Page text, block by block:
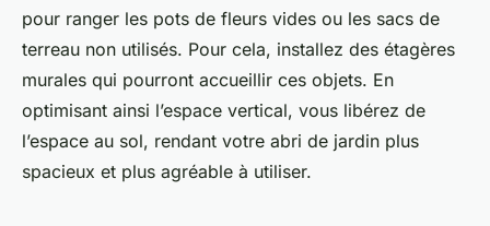
pour ranger les pots de fleurs vides ou les sacs de
terreau non utilisés. Pour cela, installez des étagères
murales qui pourront accueillir ces objets. En
optimisant ainsi l’espace vertical, vous libérez de
l’espace au sol, rendant votre abri de jardin plus
spacieux et plus agréable à utiliser.